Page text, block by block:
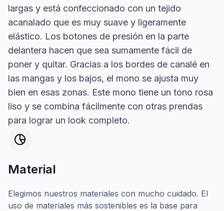
largas y está confeccionado con un tejido
acanalado que es muy suave y ligeramente
elástico. Los botones de presión en la parte
delantera hacen que sea sumamente fácil de
poner y quitar. Gracias a los bordes de canalé en
las mangas y los bajos, el mono se ajusta muy
bien en esas zonas. Este mono tiene un tono rosa
liso y se combina fácilmente con otras prendas
para lograr un look completo.
Material
Elegimos nuestros materiales con mucho cuidado. El
uso de materiales más sostenibles es la base para